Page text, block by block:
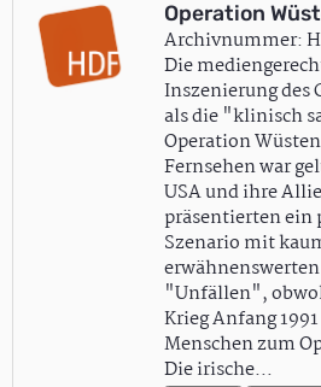
Operation
Archivnummer:
Die
Inszenierung des
als die "klinisch
Operation
Fernsehen war
USA und ihre
präsentierten ein
Szenario mit
erwähnenswerten
"Unfällen",
Krieg Anfang
Menschen zum
Die irische…